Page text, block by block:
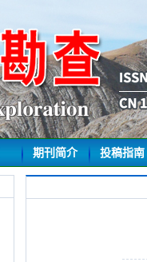
期刊简介 投稿指南